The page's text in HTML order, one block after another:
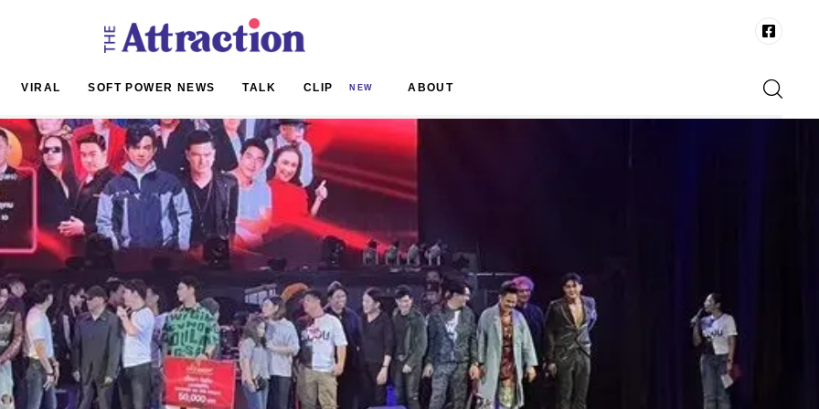
VIRAL SOFT POWER NEWS TALK CLIP NEW ABOUT